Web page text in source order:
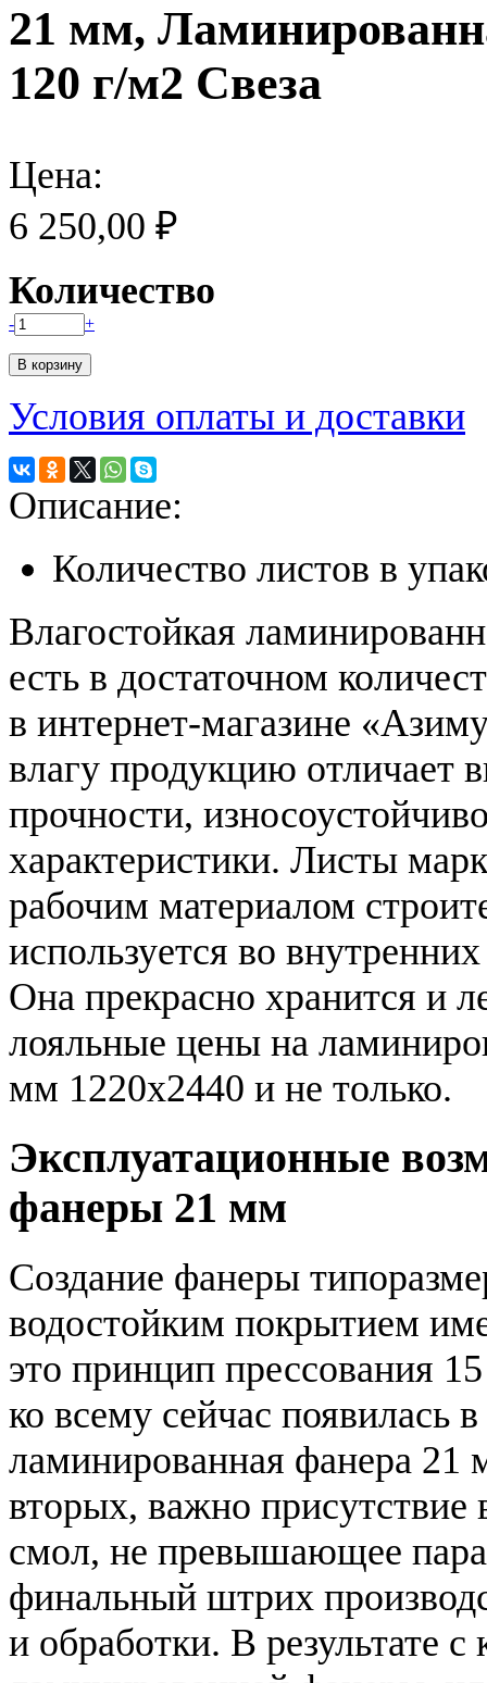
21 мм,
120 г/м2 Свеза
Цена:
6 250,00 ₽
Количество
- +
Условия оплаты и доставки
Описание:
Количество листов в
Влагостойкая
есть в достаточном
в интернет-магазине
влагу продукцию отличает
прочности,
характеристики. Листы
рабочим материалом
используется во
Она прекрасно хранится и
лояльные цены на
мм 1220x2440 и не только.
Эксплуатационные
фанеры 21 мм
Создание фанеры
водостойким покрытием
это принцип прессования
ко всему сейчас появилась
ламинированная фанера 21
вторых, важно
смол, не превышающее
финальный штрих
и обработки. В результате